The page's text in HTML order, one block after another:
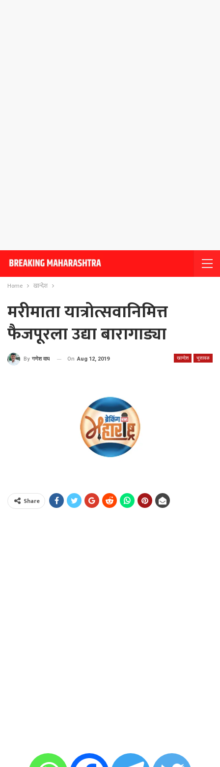
Home खान्देश
मरीमाता यात्रोत्सवानिमित्त
फैजपूरला उद्या बारागाड्या
खान्देश भुसावळ
By गणेश वाघ On Aug 12, 2019
Share